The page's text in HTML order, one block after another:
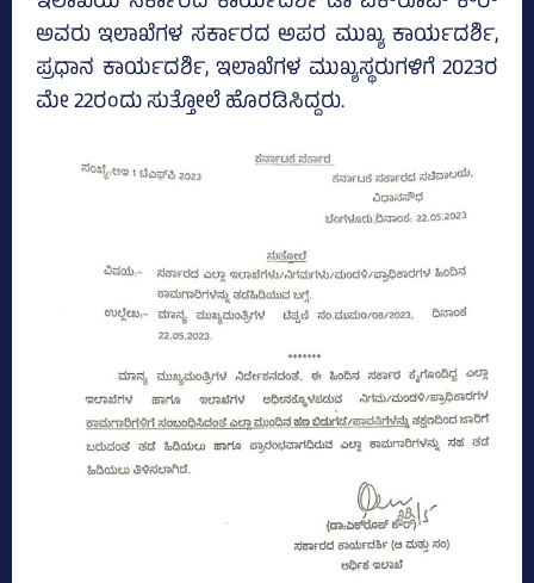
ಅವರು ಇಲಾಖೆಗಳ ಸರ್ಕಾರದ ಅಪರ ಮುಖ್ಯ ಕಾರ್ಯದರ್ಶಿ,
ಪ್ರಧಾನ ಕಾರ್ಯದರ್ಶಿ, ಇಲಾಖೆಗಳ ಮುಖ್ಯಸ್ಥರುಗಳಿಗೆ 2023ರ
ಮೇ 22ರಂದು ಸುತ್ತೋಲೆ ಹೊರಡಿಸಿದ್ದರು.